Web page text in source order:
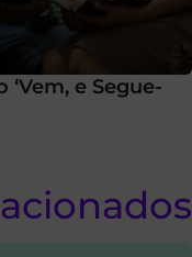
e Segue-